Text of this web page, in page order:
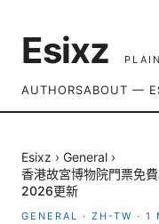
Esixz
AUTHORSABOUT —
Esixz › General ›
香港故宮博物院門票免
2026更新
GENERAL · ZH-TW · 1